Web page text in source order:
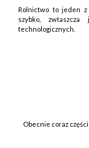
Rolnictwo to jeden
szybko,
technologicznych.
Obecnie coraz